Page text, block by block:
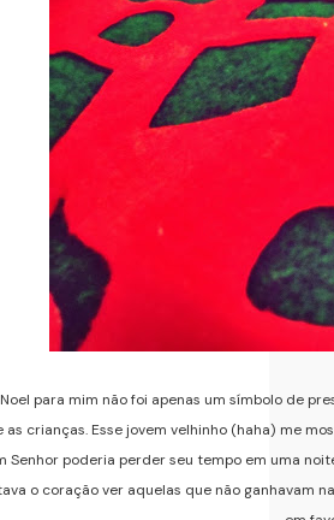
Noel para mim não foi apenas um símbolo de
as crianças. Esse jovem velhinho (haha) me
Senhor poderia perder seu tempo em uma
o coração ver aquelas que não ganhavam